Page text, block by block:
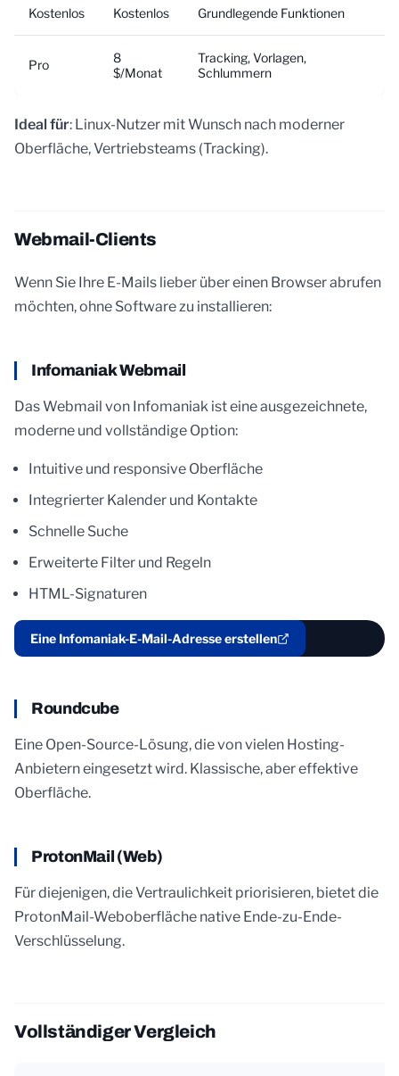
Kostenlos Kostenlos Grundlegende Funktionen
Pro
8
$/Monat
Tracking, Vorlagen,
Schlummern
Ideal für: Linux-Nutzer mit Wunsch nach moderner
Oberfläche, Vertriebsteams (Tracking).
Webmail-Clients
Wenn Sie Ihre E-Mails lieber über einen Browser abrufen
möchten, ohne Software zu installieren:
Infomaniak Webmail
Das Webmail von Infomaniak ist eine ausgezeichnete,
moderne und vollständige Option:
Intuitive und responsive Oberfläche
Integrierter Kalender und Kontakte
Schnelle Suche
Erweiterte Filter und Regeln
HTML-Signaturen
Eine Infomaniak-E-Mail-Adresse erstellen
Roundcube
Eine Open-Source-Lösung, die von vielen Hosting-
Anbietern eingesetzt wird. Klassische, aber effektive
Oberfläche.
ProtonMail (Web)
Für diejenigen, die Vertraulichkeit priorisieren, bietet die
ProtonMail-Weboberfläche native Ende-zu-Ende-
Verschlüsselung.
Vollständiger Vergleich